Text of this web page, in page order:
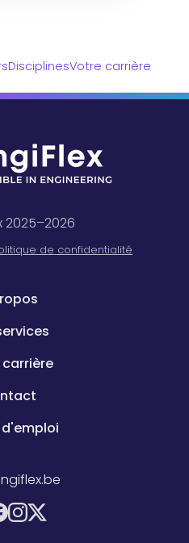
DisciplinesVotre carrière
2025–2026
de confidentialité